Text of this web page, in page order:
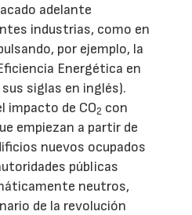
adelante
industrias, como en
por ejemplo, la
Energética en
siglas en inglés).
impacto de CO2 con
empiezan a partir de
nuevos ocupados
públicas
neutros,
de la revolución